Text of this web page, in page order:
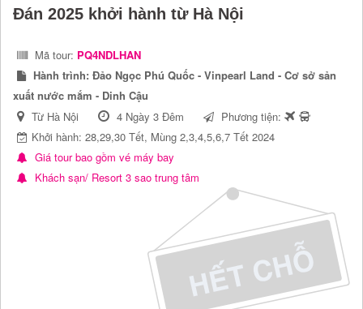
Đán 2025 khởi hành từ Hà Nội
Mã tour: PQ4NDLHAN
Hành trình: Đảo Ngọc Phú Quốc - Vinpearl Land - Cơ sở sản
xuất nước mắm - Dinh Cậu
Từ Hà Nội
4 Ngày 3 Đêm
Phương tiện:
Khởi hành: 28,29,30 Tết, Mùng 2,3,4,5,6,7 Tết 2024
Giá tour bao gồm vé máy bay
Khách sạn/ Resort 3 sao trung tâm